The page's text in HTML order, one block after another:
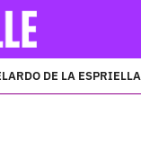
DE LA ESPRIELLA